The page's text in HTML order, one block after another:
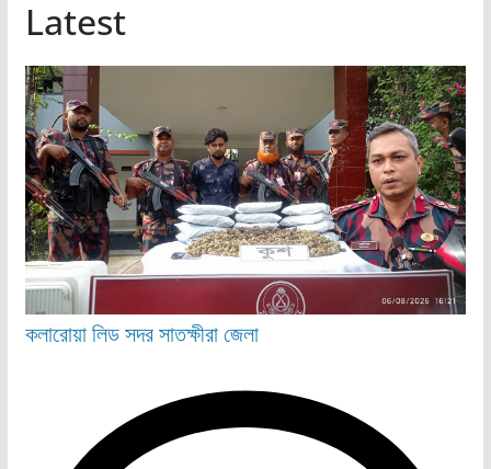
Latest
কলারোয়ালিডসদরসাতক্ষীরা জেলা